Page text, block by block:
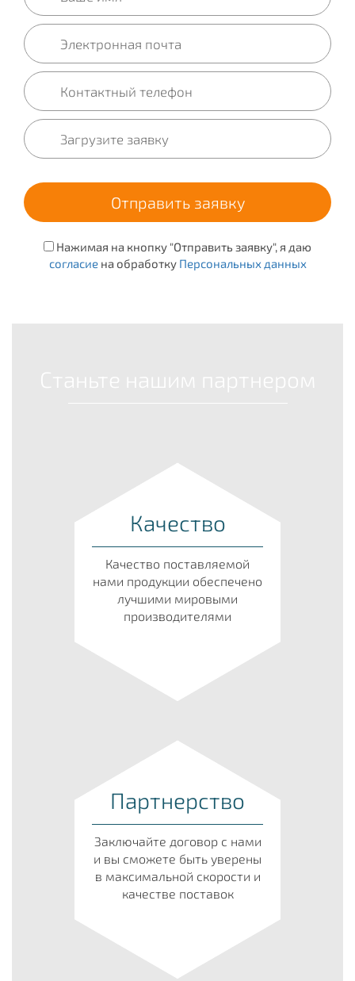
Нажимая на кнопку "Отправить заявку", я даю
согласиена обработку Персональных данных
Качество
Качество поставляемой
нами продукции обеспечено
лучшими мировыми
производителями
Партнерство
Заключайте договор с нами
и вы сможете быть уверены
в максимальной скорости и
качестве поставок